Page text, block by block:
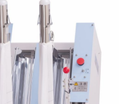
大倉電気株式会社
株式会社ワイエイシイデンコー
ワイエイシイマシナリー株式会社
JEインターナショナル株式会社
株式会社テクノオプティス
三和電気計器株式会社